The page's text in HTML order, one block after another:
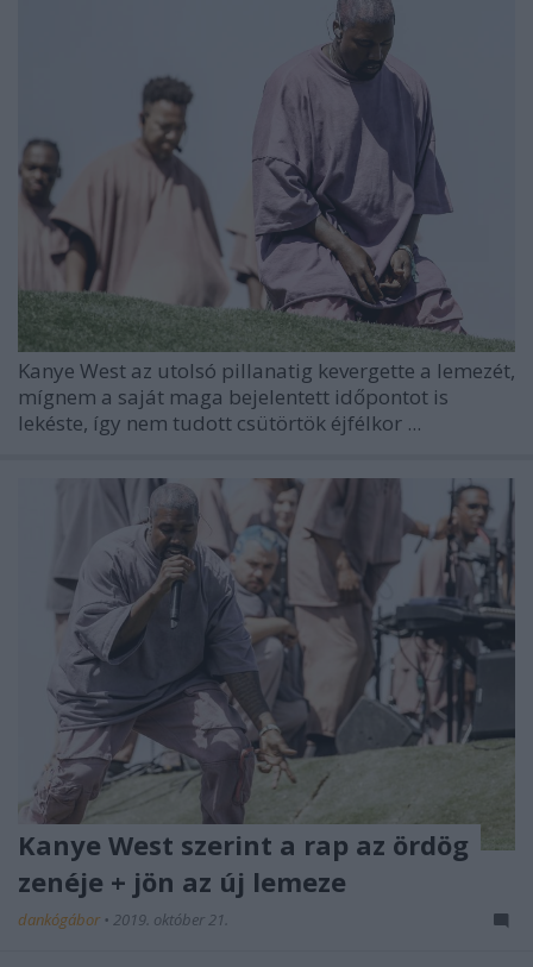
Kanye West az utolsó pillanatig kevergette a lemezét,
mígnem a saját maga bejelentett időpontot is
lekéste, így nem tudott csütörtök éjfélkor ...
Kanye West szerint a rap az ördög
zenéje + jön az új lemeze
dankógábor • 2019. október 21.